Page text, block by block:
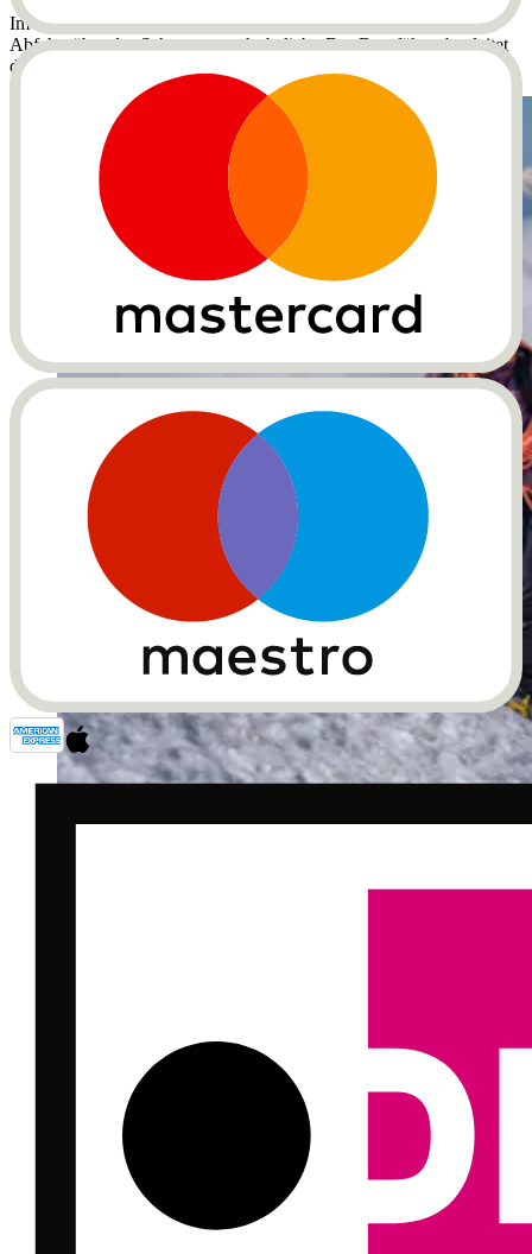
Im Sommer führt dich der Weg genauso zurück. Im Winter ist die
Abfahrt über das Schwarztor sehr beliebt. Der Bergführer begleitet
dich auch nach unten.
Breithorn Besteigung (Foto: Zermatters)